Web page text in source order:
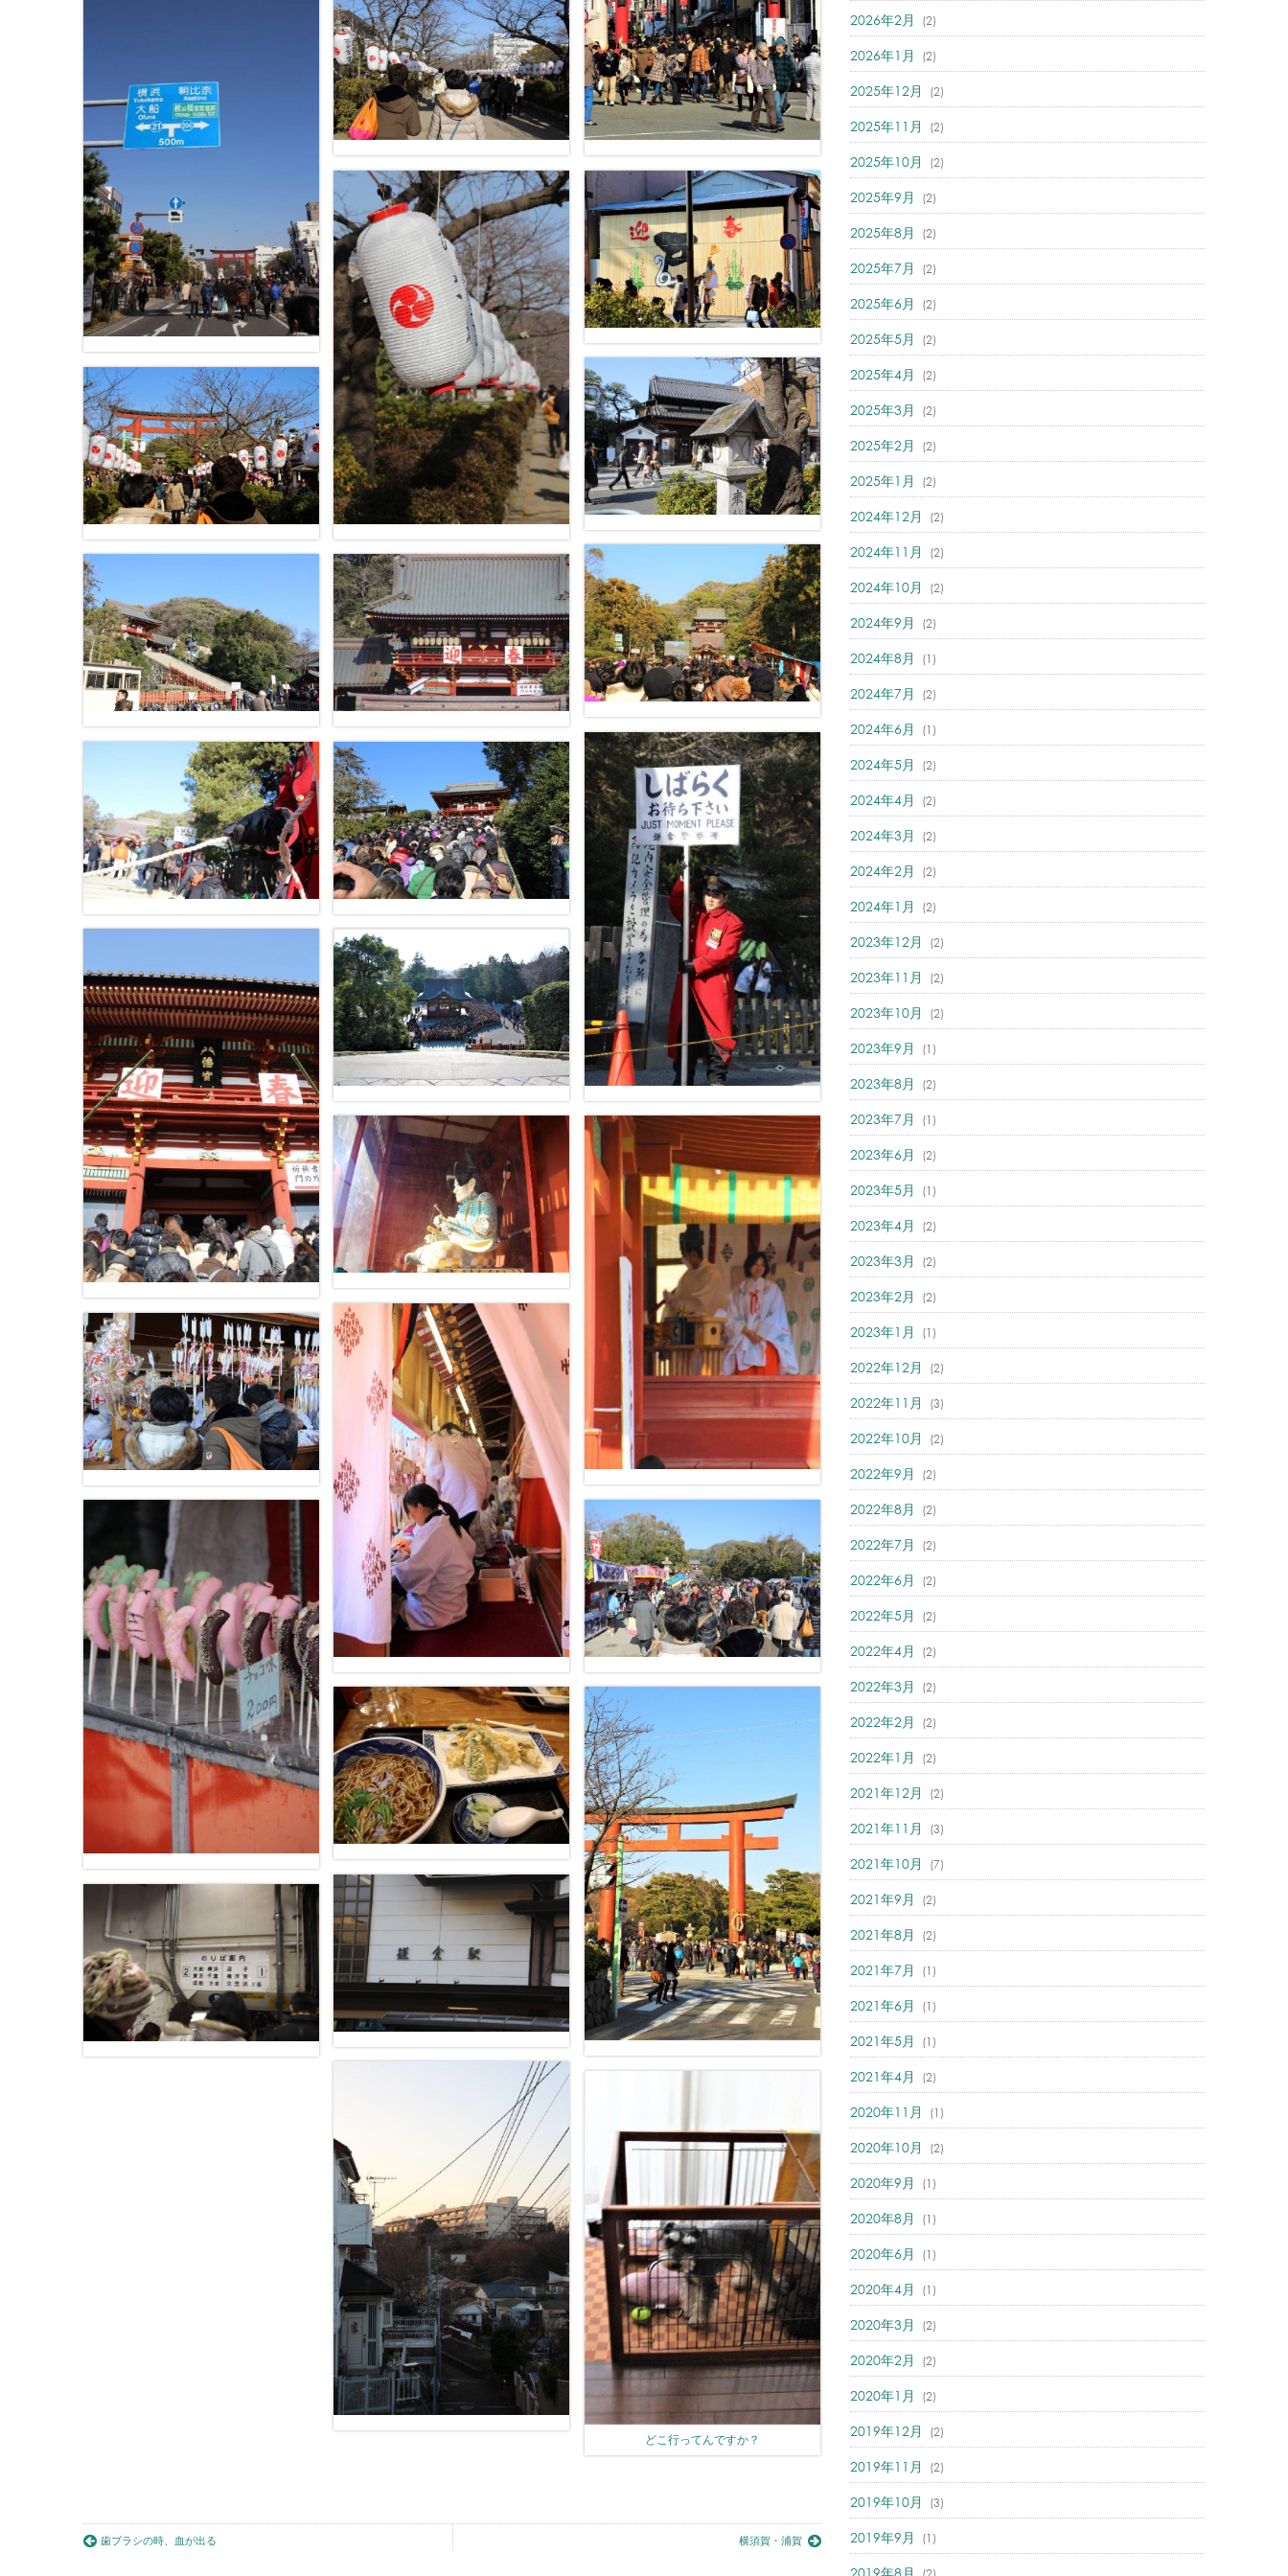
歯ブラシの時、血が出る 横須賀・浦賀
2026年2月 (2)
2026年1月 (2)
2025年12月 (2)
2025年11月 (2)
2025年10月 (2)
2025年9月 (2)
2025年8月 (2)
2025年7月 (2)
2025年6月 (2)
2025年5月 (2)
2025年4月 (2)
2025年3月 (2)
2025年2月 (2)
2025年1月 (2)
2024年12月 (2)
2024年11月 (2)
2024年10月 (2)
2024年9月 (2)
2024年8月 (1)
2024年7月 (2)
2024年6月 (1)
2024年5月 (2)
2024年4月 (2)
2024年3月 (2)
2024年2月 (2)
2024年1月 (2)
2023年12月 (2)
2023年11月 (2)
2023年10月 (2)
2023年9月 (1)
2023年8月 (2)
2023年7月 (1)
2023年6月 (2)
2023年5月 (1)
2023年4月 (2)
2023年3月 (2)
2023年2月 (2)
2023年1月 (1)
2022年12月 (2)
2022年11月 (3)
2022年10月 (2)
2022年9月 (2)
2022年8月 (2)
2022年7月 (2)
2022年6月 (2)
2022年5月 (2)
2022年4月 (2)
2022年3月 (2)
2022年2月 (2)
2022年1月 (2)
2021年12月 (2)
2021年11月 (3)
2021年10月 (7)
2021年9月 (2)
2021年8月 (2)
2021年7月 (1)
2021年6月 (1)
2021年5月 (1)
2021年4月 (2)
2020年11月 (1)
2020年10月 (2)
2020年9月 (1)
2020年8月 (1)
2020年6月 (1)
2020年4月 (1)
2020年3月 (2)
2020年2月 (2)
2020年1月 (2)
2019年12月 (2)
2019年11月 (2)
2019年10月 (3)
2019年9月 (1)